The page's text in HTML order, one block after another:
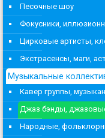
Песочные шоу
Фокусники,
Цирковые артисты,
Экстрасенсы, маги,
Музыкальные
Кавер группы,
Джаз бэнды,
Народные,